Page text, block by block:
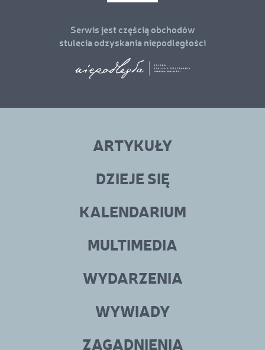
Serwis jest częścią obchodów
stulecia odzyskania niepodległości
ARTYKUŁY
DZIEJE SIĘ
KALENDARIUM
MULTIMEDIA
WYDARZENIA
WYWIADY
ZAGADNIENIA